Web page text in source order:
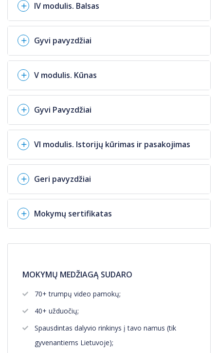
IV modulis. Balsas
Gyvi pavyzdžiai
V modulis. Kūnas
Gyvi Pavyzdžiai
VI modulis. Istorijų kūrimas ir pasakojimas
Geri pavyzdžiai
Mokymų sertifikatas
MOKYMŲ MEDŽIAGĄ SUDARO
70+ trumpų video pamokų;
40+ užduočių;
Spausdintas dalyvio rinkinys į tavo namus (tik
gyvenantiems Lietuvoje);